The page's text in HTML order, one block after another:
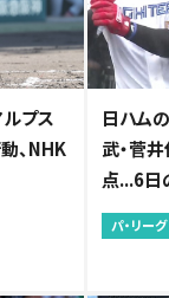
プス
、NHK
日ハム
武・菅
点...6日
パ・リーグ